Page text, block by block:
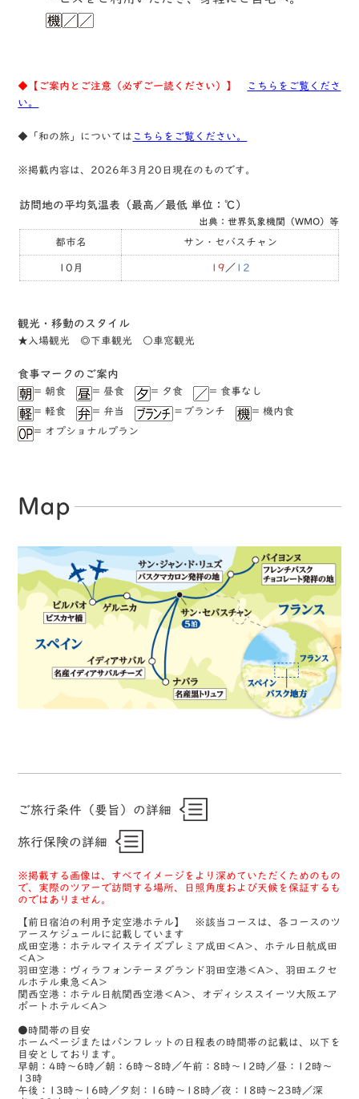
◆【ご案内とご注意（必ずご一読ください）】
こちらをご覧くださ
い。
◆「和の旅」については こちらをご覧ください。
※掲載内容は、2026年3月20日現在のものです。
訪問地の平均気温表（最高／最低 単位：℃）
出典：世界気象機関（WMO）等
都市名 サン・セバスチャン
10月 19 ／ 12
観光・移動のスタイル
★⼊場観光 ◎下⾞観光 ○⾞窓観光
⾷事マークのご案内
= 朝食 = 昼食 = ⼣食
= ⾷事なし
= 軽⾷
= 弁当 ＝ブランチ
= 機内食
= オプショナルプラン
Map
ご旅行条件（要旨）の詳細
旅行保険の詳細
※掲載する画像は、すべてイメージをより深めていただくためのもの
で、実際のツアーで訪問する場所、日照角度および天候を保証するも
のではありません。
【前日宿泊の利用予定空港ホテル】 ※該当コースは、各コースのツ
アースケジュールに記載しています
成田空港：ホテルマイステイズプレミア成田＜A＞、ホテル日航成田
＜A＞
羽田空港：ヴィラフォンテーヌグランド羽田空港＜A＞、羽田エクセ
ルホテル東急＜A＞
関西空港：ホテル日航関西空港＜A＞、オディシススイーツ大阪エア
ポートホテル＜A＞
●時間帯の目安
ホームページまたはパンフレットの日程表の時間帯の記載は、以下を
目安としております。
早朝：4時～6時／朝：6時～8時／午前：8時～12時／昼：12時～
13時
午後：13時～16時／夕刻：16時～18時／夜：18時～23時／深